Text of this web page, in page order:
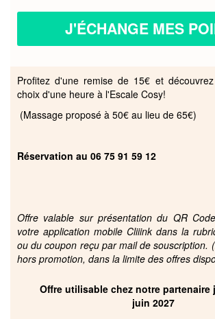
J'ÉCHANGE MES
Profitez d'une remise de 15€ et
choix d'une heure à l'Escale Cosy!
(Massage proposé à 50€ au lieu de 65€)
Réservation au 06 75 91 59 12
Offre valable sur présentation du QR
votre application mobile Cliiink dans la
ou du coupon reçu par mail de souscription.
hors promotion, dans la limite des offres
Offre utilisable chez notre partenaire
juin 2027